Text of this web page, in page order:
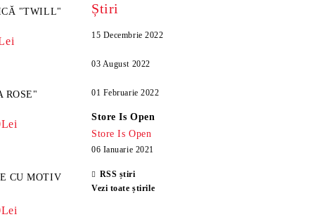
"TWILL"
ROSE"
CU MOTIV
Știri
15 Decembrie 2022
03 August 2022
01 Februarie 2022
Store Is Open
Store Is Open
06 Ianuarie 2021
RSS știri
Vezi toate știrile